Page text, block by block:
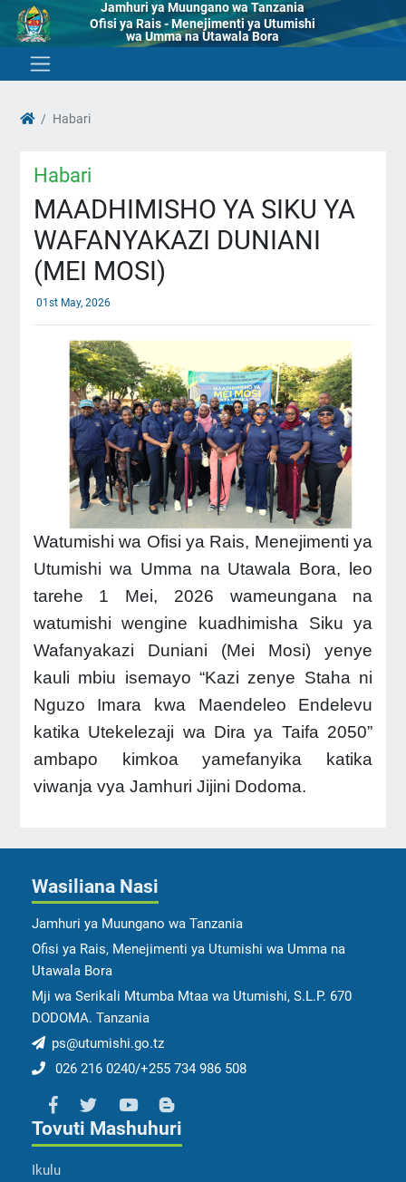
Jamhuri ya Muungano wa Tanzania
Ofisi ya Rais - Menejimenti ya Utumishi
wa Umma na Utawala Bora
Habari
Habari
MAADHIMISHO YA SIKU YA
WAFANYAKAZI DUNIANI
(MEI MOSI)
01st May, 2026
Watumishi wa Ofisi ya Rais, Menejimenti ya
Utumishi wa Umma na Utawala Bora, leo
tarehe 1 Mei, 2026 wameungana na
watumishi wengine kuadhimisha Siku ya
Wafanyakazi Duniani (Mei Mosi) yenye
kauli mbiu isemayo “Kazi zenye Staha ni
Nguzo Imara kwa Maendeleo Endelevu
katika Utekelezaji wa Dira ya Taifa 2050”
ambapo kimkoa yamefanyika katika
viwanja vya Jamhuri Jijini Dodoma.
Wasiliana Nasi
Jamhuri ya Muungano wa Tanzania
Ofisi ya Rais, Menejimenti ya Utumishi wa Umma na
Utawala Bora
Mji wa Serikali Mtumba Mtaa wa Utumishi, S.L.P. 670
DODOMA. Tanzania
ps@utumishi.go.tz
026 216 0240/+255 734 986 508
Tovuti Mashuhuri
Ikulu